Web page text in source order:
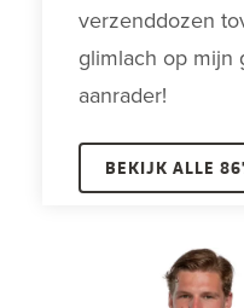
verzenddozen
glimlach op mijn
aanrader!
BEKIJK ALLE